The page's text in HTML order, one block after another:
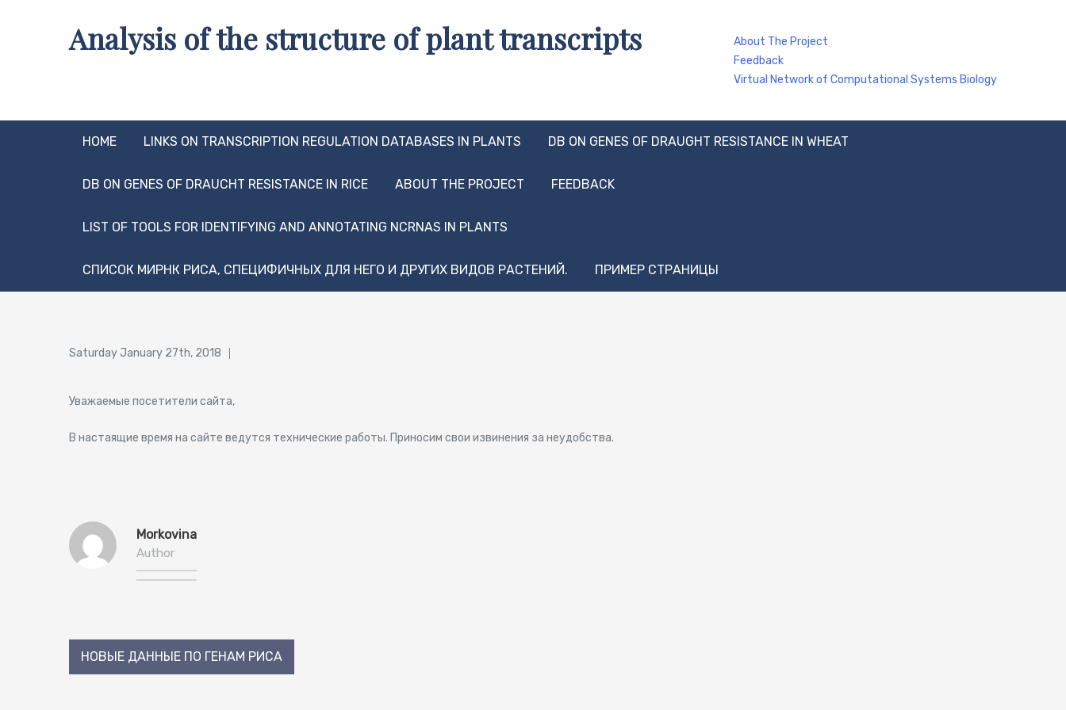
Analysis of the structure of plant transcripts
About The Project
Feedback
Virtual Network of Computational Systems Biology
HOME LINKS ON TRANSCRIPTION REGULATION DATABASES IN PLANTS DB ON GENES OF DRAUGHT RESISTANCE IN WHEAT
DB ON GENES OF DRAUCHT RESISTANCE IN RICE ABOUT THE PROJECT FEEDBACK
LIST OF TOOLS FOR IDENTIFYING AND ANNOTATING NCRNAS IN PLANTS
CПИСОК МИРНК РИСА, СПЕЦИФИЧНЫХ ДЛЯ НЕГО И ДРУГИХ ВИДОВ РАСТЕНИЙ. ПРИМЕР СТРАНИЦЫ
Posted
Saturday January 27th, 2018
Уважаемые посетители сайта,
В настаящие время на сайте ведутся технические работы. Приносим свои извинения за неудобства.
Morkovina
Author
Post
НОВЫЕ ДАННЫЕ ПО ГЕНАМ РИСА